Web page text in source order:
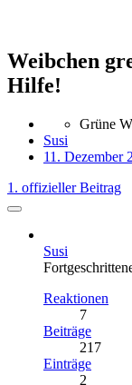
Weibchen
Hilfe!
Grüne
Susi
11. Dezember
1. offizieller Beitrag
Susi
Reaktionen
7
Beiträge
217
Einträge
2